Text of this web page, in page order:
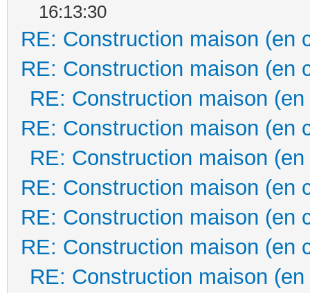
16:13:30
RE: Construction maison (en
RE: Construction maison (en
RE: Construction maison
RE: Construction maison (en
RE: Construction maison
RE: Construction maison (en
RE: Construction maison (en
RE: Construction maison (en
RE: Construction maison